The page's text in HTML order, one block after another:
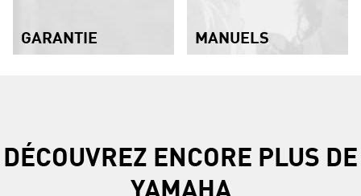
GARANTIE MANUELS
DÉCOUVREZ ENCORE PLUS DE
YAMAHA